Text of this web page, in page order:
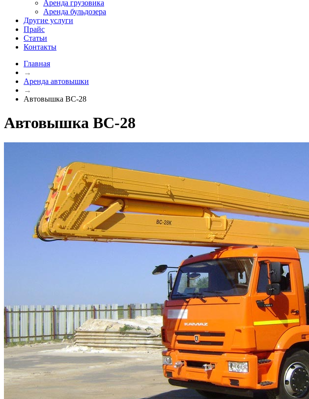
Аренда грузовика
Аренда бульдозера
Другие услуги
Прайс
Статьи
Контакты
Главная
→
Аренда автовышки
→
Автовышка ВС-28
Автовышка ВС-28